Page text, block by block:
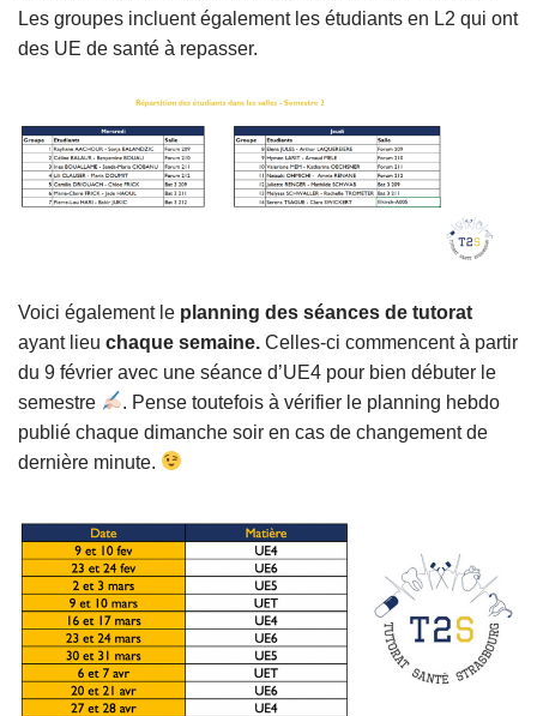
Les groupes incluent également les étudiants en L2 qui ont
des UE de santé à repasser.
Voici également le planning des séances de tutorat
ayant lieu chaque semaine. Celles-ci commencent à partir
du 9 février avec une séance d’UE4 pour bien débuter le
semestre
. Pense toutefois à vérifier le planning hebdo
publié chaque dimanche soir en cas de changement de
dernière minute.